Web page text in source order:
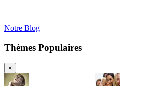
Notre Blog
Thèmes Populaires
×